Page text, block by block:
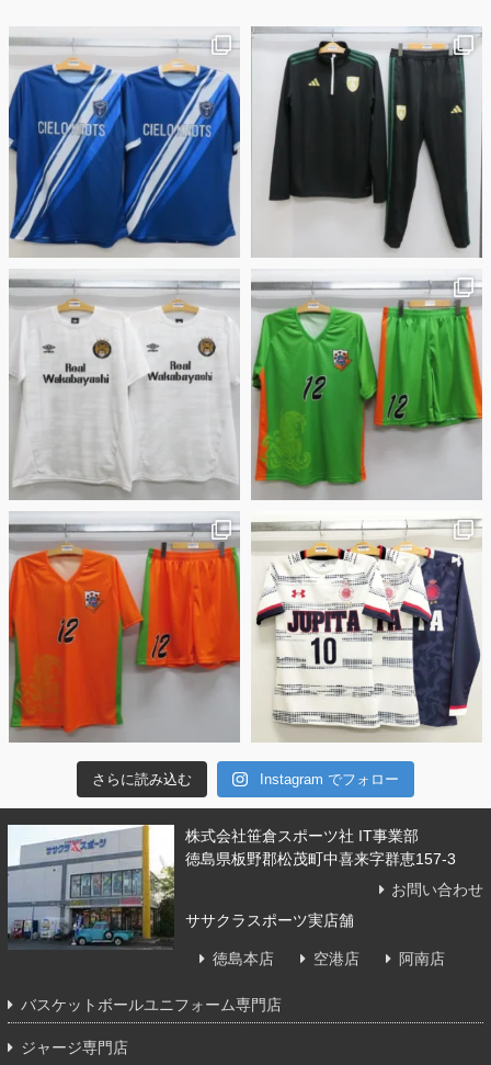
さらに読み込む Instagram でフォロー
株式会社笹倉スポーツ社 IT事業部
徳島県板野郡松茂町中喜来字群恵157-3
お問い合わせ
ササクラスポーツ実店舗
徳島本店 空港店 阿南店
バスケットボールユニフォーム専門店
ジャージ専門店